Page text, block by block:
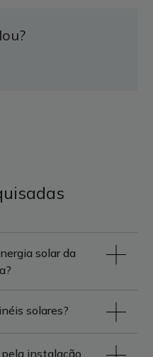
solar da
solares?
instalação